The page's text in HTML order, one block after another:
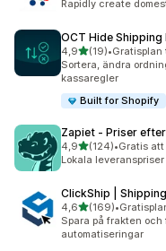
Rapidly create
OCT Hide
4,9av 5 stjärnor
(19)
19 recensioner totalt
•
Sortera, ändra
kassaregler
Built for Shopify
Zapiet ‑ Priser
4,9av 5 stjärnor
(124)
124 recensioner totalt
•Gratis
Lokala
ClickShip |
4,6av 5 stjärnor
(169)
169 recensioner totalt
•
Spara på frakten
automatiseringar